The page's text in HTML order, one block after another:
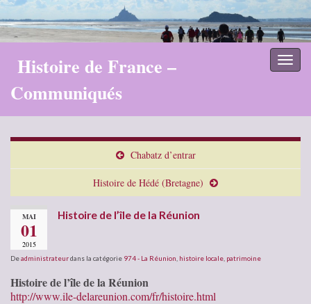
Histoire de France –
Communiqués
Chabatz d’entrar
Histoire de Hédé (Bretagne)
MAI
01
2015
Histoire de l’île de la Réunion
Deadministrateurdans la catégorie 974 - La Réunion histoire locale patrimoine
Histoire de l’île de la Réunion
http://www.ile-delareunion.com/fr/histoire.html